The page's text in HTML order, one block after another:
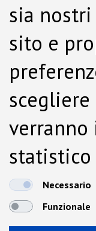
sia
sito e
statistico
dallaNecessario
Funzionale